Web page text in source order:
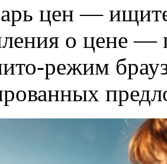
цен —
о цене —
режим